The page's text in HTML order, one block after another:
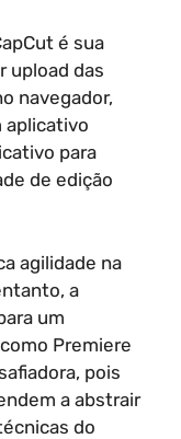
é sua
upload das
navegador,
aplicativo
para
de edição
agilidade na
a
um
Premiere
pois
a abstrair
do